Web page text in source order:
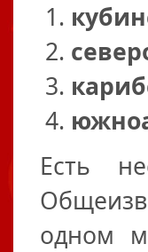
Есть
одном